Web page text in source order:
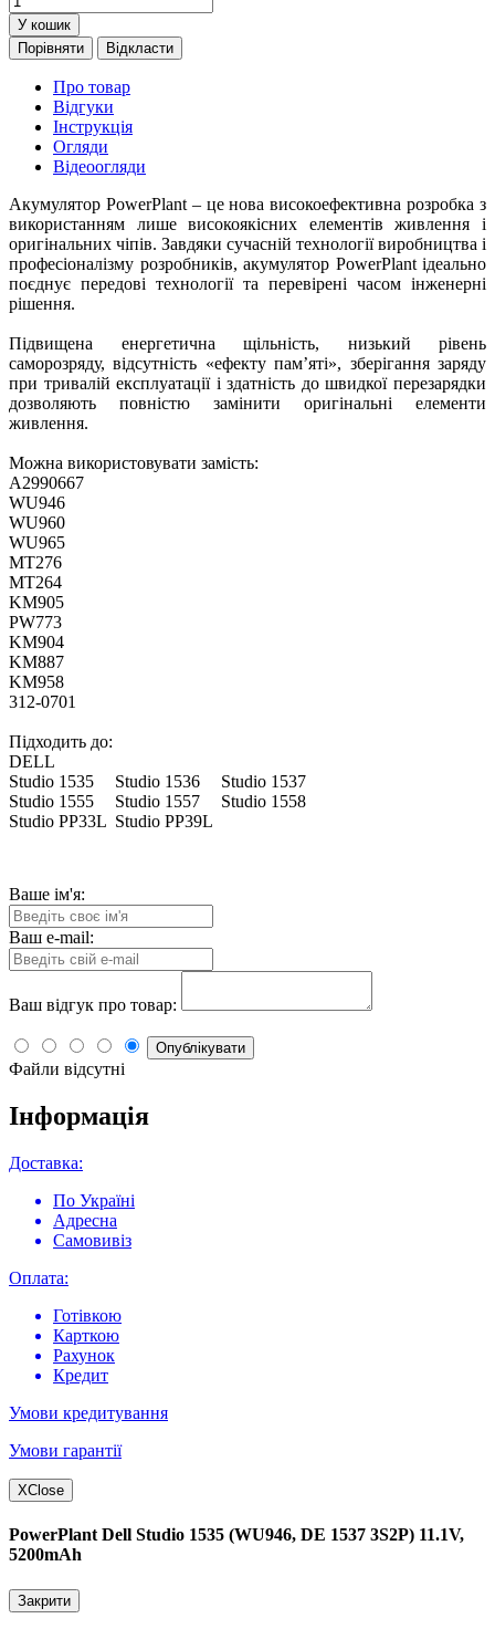
У кошик
Порівняти
Відкласти
Про товар
Відгуки
Інструкція
Огляди
Відеоогляди
Акумулятор PowerPlant – це нова високоефективна розробка з
використанням лише високоякісних елементів живлення і
оригінальних чіпів. Завдяки сучасній технології виробництва і
професіоналізму розробників, акумулятор PowerPlant ідеально
поєднує передові технології та перевірені часом інженерні
рішення.
Підвищена енергетична щільність, низький рівень
саморозряду, відсутність «ефекту пам’яті», зберігання заряду
при тривалій експлуатації і здатність до швидкої перезарядки
дозволяють повністю замінити оригінальні елементи
живлення.
Можна використовувати замість:
A2990667
WU946
WU960
WU965
MT276
MT264
KM905
PW773
KM904
KM887
KM958
312-0701
Підходить до:
DELL
Studio 1535
Studio 1536
Studio 1537
Studio 1555
Studio 1557
Studio 1558
Studio PP33L Studio PP39L
Ваше ім'я:
Ваш e-mail:
Ваш відгук про товар:
Опублікувати
Файли відсутні
Інформація
Доставка:
По Україні
Адресна
Самовивіз
Оплата:
Готівкою
Карткою
Рахунок
Кредит
Умови кредитування
Умови гарантії
XClose
PowerPlant Dell Studio 1535 (WU946, DE 1537 3S2P) 11.1V,
5200mAh
Закрити